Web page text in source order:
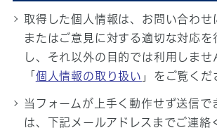
取得した個人情報は、お問い合わせ
またはご意見に対する適切な対応を
し、それ以外の目的では利用しませ
「 個人情報の取り扱い 」をご覧くだ
当フォームが上手く動作せず送信で
は、下記メールアドレスまでご連絡